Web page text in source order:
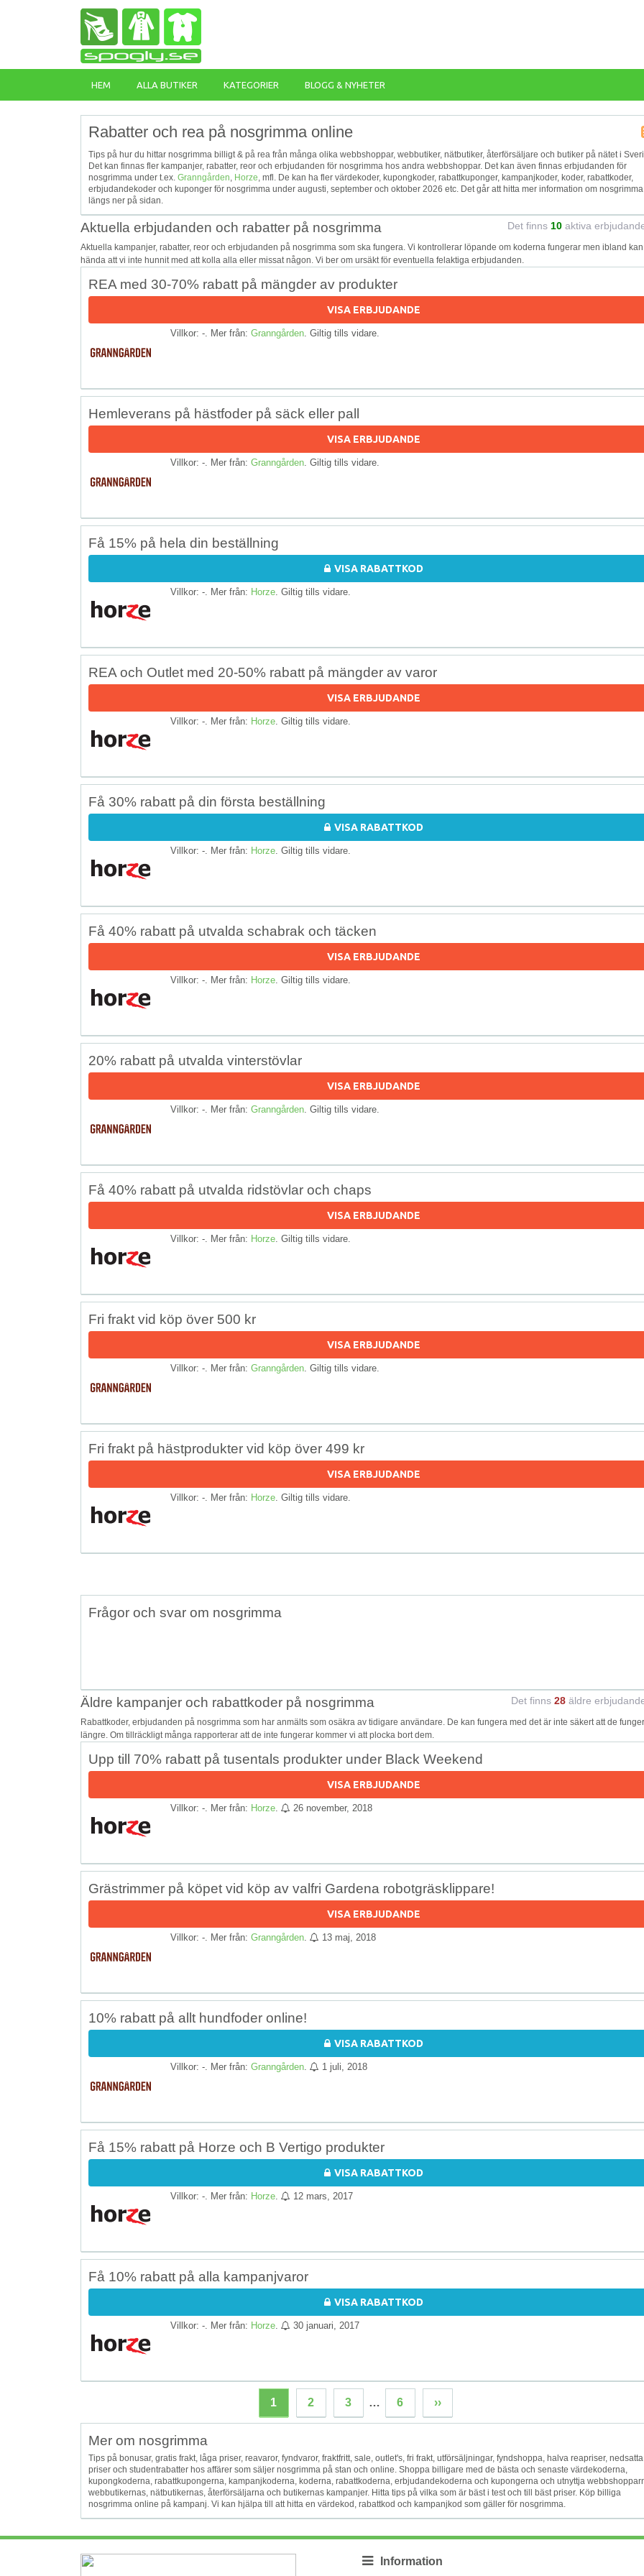
HEM ALLA BUTIKER KATEGORIER BLOGG & NYHETER
Rabatter och rea på nosgrimma online
Tips på hur du hittar nosgrimma billigt & på rea från många olika webbshoppar, webbutiker, nätbutiker, återförsäljare och butiker på nätet i
Det kan finnas fler kampanjer, rabatter, reor och erbjudanden för nosgrimma hos andra webbshoppar. Det kan även finnas erbjudanden för
nosgrimma under t.ex. Granngården, Horze, mfl. De kan ha fler värdekoder, kupongkoder, rabattkuponger, kampanjkoder, koder, rabattkoder,
erbjudandekoder och kuponger för nosgrimma under augusti, september och oktober 2026 etc. Det går att hitta mer information om nosgrimma
längs ner på sidan.
Aktuella erbjudanden och rabatter på nosgrimma Det finns 10 aktiva
Aktuella kampanjer, rabatter, reor och erbjudanden på nosgrimma som ska fungera. Vi kontrollerar löpande om koderna fungerar men ibland
hända att vi inte hunnit med att kolla alla eller missat någon. Vi ber om ursäkt för eventuella felaktiga erbjudanden.
REA med 30-70% rabatt på mängder av produkter
VISA ERBJUDANDE
Villkor: -. Mer från: Granngården . Giltig tills vidare.
Hemleverans på hästfoder på säck eller pall
VISA ERBJUDANDE
Villkor: -. Mer från: Granngården . Giltig tills vidare.
Få 15% på hela din beställning
VISA RABATTKOD
Villkor: -. Mer från: Horze . Giltig tills vidare.
REA och Outlet med 20-50% rabatt på mängder av varor
VISA ERBJUDANDE
Villkor: -. Mer från: Horze . Giltig tills vidare.
Få 30% rabatt på din första beställning
VISA RABATTKOD
Villkor: -. Mer från: Horze . Giltig tills vidare.
Få 40% rabatt på utvalda schabrak och täcken
VISA ERBJUDANDE
Villkor: -. Mer från: Horze . Giltig tills vidare.
20% rabatt på utvalda vinterstövlar
VISA ERBJUDANDE
Villkor: -. Mer från: Granngården . Giltig tills vidare.
Få 40% rabatt på utvalda ridstövlar och chaps
VISA ERBJUDANDE
Villkor: -. Mer från: Horze . Giltig tills vidare.
Fri frakt vid köp över 500 kr
VISA ERBJUDANDE
Villkor: -. Mer från: Granngården . Giltig tills vidare.
Fri frakt på hästprodukter vid köp över 499 kr
VISA ERBJUDANDE
Villkor: -. Mer från: Horze . Giltig tills vidare.
Frågor och svar om nosgrimma
Äldre kampanjer och rabattkoder på nosgrimma Det finns 28 äldre
Rabattkoder, erbjudanden på nosgrimma som har anmälts som osäkra av tidigare användare. De kan fungera med det är inte säkert att de
längre. Om tillräckligt många rapporterar att de inte fungerar kommer vi att plocka bort dem.
Upp till 70% rabatt på tusentals produkter under Black Weekend
VISA ERBJUDANDE
Villkor: -. Mer från: Horze 26 november, 2018
Grästrimmer på köpet vid köp av valfri Gardena robotgräsklippare!
VISA ERBJUDANDE
Villkor: -. Mer från: Granngården 13 maj, 2018
10% rabatt på allt hundfoder online!
VISA RABATTKOD
Villkor: -. Mer från: Granngården 1 juli, 2018
Få 15% rabatt på Horze och B Vertigo produkter
VISA RABATTKOD
Villkor: -. Mer från: Horze 12 mars, 2017
Få 10% rabatt på alla kampanjvaror
VISA RABATTKOD
Villkor: -. Mer från: Horze 30 januari, 2017
1 2 3 … 6 ››
Mer om nosgrimma
Tips på bonusar, gratis frakt, låga priser, reavaror, fyndvaror, fraktfritt, sale, outlet's, fri frakt, utförsäljningar, fyndshoppa, halva reapriser, nedsatta
priser och studentrabatter hos affärer som säljer nosgrimma på stan och online. Shoppa billigare med de bästa och senaste värdekoderna,
kupongkoderna, rabattkupongerna, kampanjkoderna, koderna, rabattkoderna, erbjudandekoderna och kupongerna och utnyttja
webbutikernas, nätbutikernas, återförsäljarna och butikernas kampanjer. Hitta tips på vilka som är bäst i test och till bäst priser. Köp billiga
nosgrimma online på kampanj. Vi kan hjälpa till att hitta en värdekod, rabattkod och kampanjkod som gäller för nosgrimma.
Information